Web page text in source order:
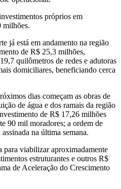
próprios em
milhões.
já está em andamento na região
de R$ 25,3 milhões,
quilômetros de redes e adutoras
domiciliares, beneficiando cerca
dias começam as obras de
de água e dos ramais da região
de R$ 17,26 milhões
90 mil moradores; a ordem de
na última semana.
para viabilizar aproximadamente
estruturantes e outros R$
de Aceleração do Crescimento